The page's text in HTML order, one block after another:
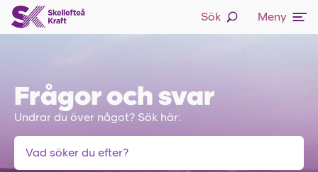
Sök
Meny
Frågor och svar
Undrar du över något? Sök här: